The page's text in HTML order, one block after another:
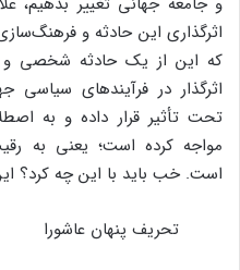
اثرگذاری این حادثه و
که این از یک حادثه شخصی
اثرگذار در فرآیندهای
تحت تأثیر قرار داده و به
مواجه کرده است؛ یعنی به
است. خب باید با این چه کرد؟
تحریف پنهان عاشورا